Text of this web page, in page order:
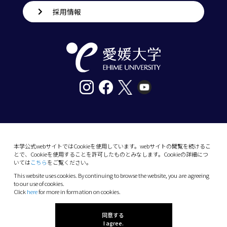
本学公式webサイトではCookieを使用しています。webサイトの閲覧を続けるこ
とで、Cookieを使用することを許可したものとみなします。Cookieの詳細につ
いてはこちらをご覧ください。
This website uses cookies. By continuing to browse the website, you are agreeing
to our use of cookies.
Clickherefor more in formation on cookies.
同意する
I agree.
採用情報
10-13 Dogo-Himata, Matsuyama, Ehime 790-
Phone: +81 89-927-9000
(C) 2026 Ehime University.